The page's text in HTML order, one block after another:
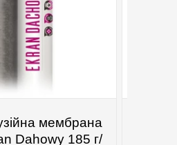
мембрана
Dahowy 185 г/